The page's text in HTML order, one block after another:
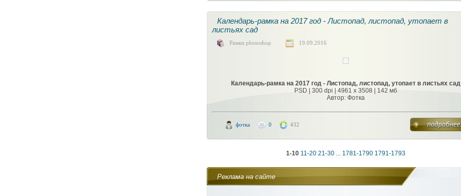
Календарь-рамка на 2017 год - Листопад, листопад, утопает в
листьях сад
Рамки photoshop 19.09.2016
Календарь-рамка на 2017 год - Листопад, листопад, утопает в листьях сад
PSD | 300 dpi | 4961 x 3508 | 142 мб
Автор: Фотка
фотка 0 432
1-10 11-20 21-30 ... 1781-1790 1791-1793
Реклама на сайте